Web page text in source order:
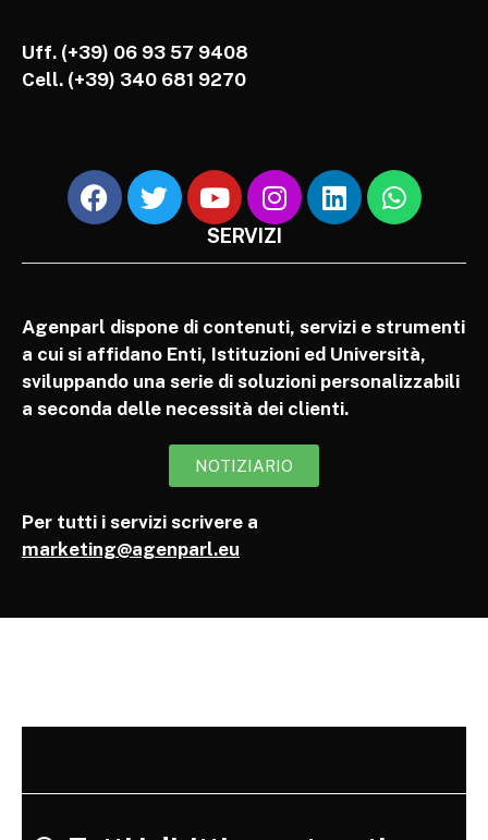
Uff. (+39) 06 93 57 9408
Cell. (+39) 340 681 9270
SERVIZI
Agenparl dispone di contenuti, servizi e strumenti
a cui si affidano Enti, Istituzioni ed Università,
sviluppando una serie di soluzioni personalizzabili
a seconda delle necessità dei clienti.
NOTIZIARIO
Per tutti i servizi scrivere a
marketing@agenparl.eu